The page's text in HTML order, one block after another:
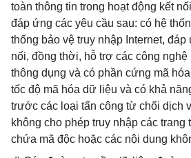
toàn thông tin trong hoạt động kết
đáp ứng các yêu cầu sau: có hệ
thống bảo vệ truy nhập Internet,
nối, đồng thời, hỗ trợ các công nghệ
thông dụng và có phần cứng mã
tốc độ mã hóa dữ liệu và có khả
trước các loại tấn công từ chối dịch
không cho phép truy nhập các trang
chứa mã độc hoặc các nội dung